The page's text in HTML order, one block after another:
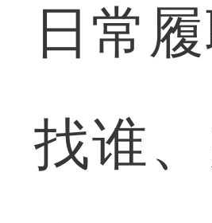
日常
找谁